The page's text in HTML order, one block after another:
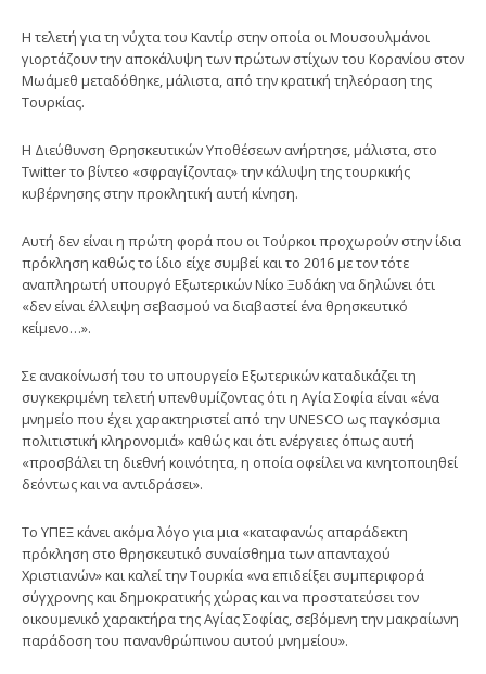
Η τελετή για τη νύχτα του Καντίρ στην οποία οι Μουσουλμάνοι
γιορτάζουν την αποκάλυψη των πρώτων στίχων του Κορανίου στον
Μωάμεθ μεταδόθηκε, μάλιστα, από την κρατική τηλεόραση της
Τουρκίας.
H Διεύθυνση Θρησκευτικών Υποθέσεων ανήρτησε, μάλιστα, στο
Twitter το βίντεο «σφραγίζοντας» την κάλυψη της τουρκικής
κυβέρνησης στην προκλητική αυτή κίνηση.
Αυτή δεν είναι η πρώτη φορά που οι Τούρκοι προχωρούν στην ίδια
πρόκληση καθώς το ίδιο είχε συμβεί και το 2016 με τον τότε
αναπληρωτή υπουργό Εξωτερικών Νίκο Ξυδάκη να δηλώνει ότι
«δεν είναι έλλειψη σεβασμού να διαβαστεί ένα θρησκευτικό
κείμενο…».
Σε ανακοίνωσή του το υπουργείο Εξωτερικών καταδικάζει τη
συγκεκριμένη τελετή υπενθυμίζοντας ότι η Αγία Σοφία είναι «ένα
μνημείο που έχει χαρακτηριστεί από την UNESCO ως παγκόσμια
πολιτιστική κληρονομιά» καθώς και ότι ενέργειες όπως αυτή
«προσβάλει τη διεθνή κοινότητα, η οποία οφείλει να κινητοποιηθεί
δεόντως και να αντιδράσει».
Το ΥΠΕΞ κάνει ακόμα λόγο για μια «καταφανώς απαράδεκτη
πρόκληση στο θρησκευτικό συναίσθημα των απανταχού
Χριστιανών» και καλεί την Τουρκία «να επιδείξει συμπεριφορά
σύγχρονης και δημοκρατικής χώρας και να προστατεύσει τον
οικουμενικό χαρακτήρα της Αγίας Σοφίας, σεβόμενη την μακραίωνη
παράδοση του πανανθρώπινου αυτού μνημείου».